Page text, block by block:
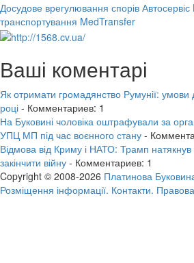
Досудове врегулювання спорів
транспортування MedTransfer
Ваші коментарі
Як отримати громадянство Румунії:
році - Комментариев: 1
На Буковині чоловіка оштрафували за
УПЦ МП під час воєнного стану -
Відмова від Криму і НАТО: Трамп
закінчити війну - Комментариев: 1
Copyright © 2008-2026 Платинова
Розміщення інформації. Контакти.